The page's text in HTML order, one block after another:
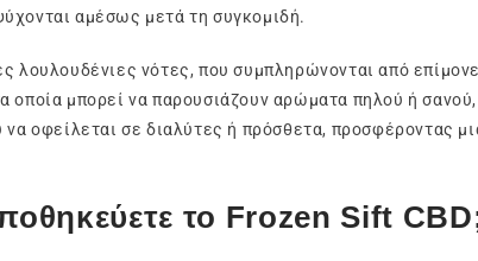
αμέσως μετά τη συγκομιδή.
λουλουδένιες νότες, που συμπληρώνονται από
μπορεί να παρουσιάζουν αρώματα πηλού ή
οφείλεται σε διαλύτες ή πρόσθετα, προσφέροντας
το Frozen Sift